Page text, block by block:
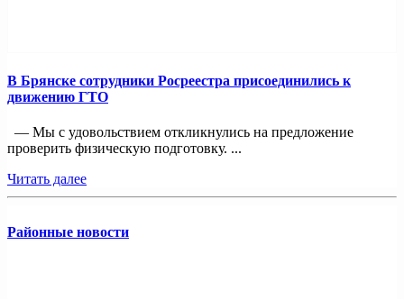
В Брянске сотрудники Росреестра присоединились к
движению ГТО
— Мы с удовольствием откликнулись на предложение
проверить физическую подготовку. ...
Читать далее
Районные новости